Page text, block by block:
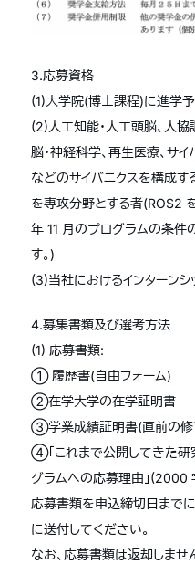
3.応募資格
(1)大学院(博士課程)に進学
(2)人工知能・人工頭脳、人協
脳・神経科学、再生医療、サ
などのサイバニクスを構成
を専攻分野とする者(ROS2
年 11 月のプログラムの条件
す。)
(3)当社におけるインターン
4.募集書類及び選考方法
(1) 応募書類:
① 履歴書(自由フォーム)
②在学大学の在学証明書
③学業成績証明書(直前の修
④「これまで公開してきた研
グラムへの応募理由」(2000
応募書類を申込締切日まで
に送付してください。
なお、応募書類は返却しませ